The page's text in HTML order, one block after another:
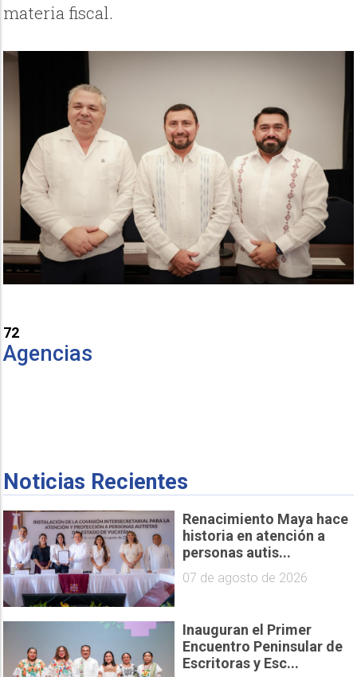
materia fiscal.
72
Agencias
Noticias Recientes
Renacimiento Maya hace
historia en atención a
personas autis...
07 de agosto de 2026
Inauguran el Primer
Encuentro Peninsular de
Escritoras y Esc...